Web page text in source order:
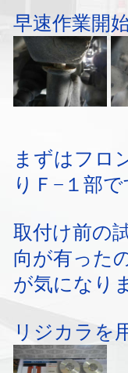
早速作業開
まずはフロ
りＦ−１部
取付け前の
向が有った
が気になり
リジカラを